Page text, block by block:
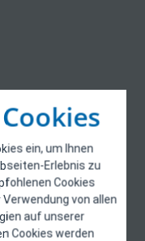
ein, um Ihnen
Erlebnis zu
Cookies
von allen
auf unserer
Cookies werden